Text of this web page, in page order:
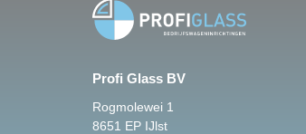
Profi Glass BV
Rogmolewei 1
8651 EP IJlst